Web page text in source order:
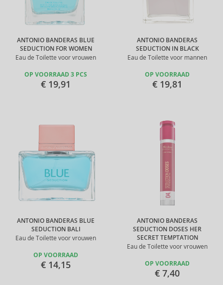
ANTONIO BANDERAS BLUE
SEDUCTION FOR WOMEN
Eau de Toilette voor vrouwen
OP VOORRAAD 3 PCS
€ 19,91
ANTONIO BANDERAS
SEDUCTION IN BLACK
Eau de Toilette voor mannen
OP VOORRAAD
€ 19,81
ANTONIO BANDERAS BLUE
SEDUCTION BALI
Eau de Toilette voor vrouwen
OP VOORRAAD
€ 14,15
ANTONIO BANDERAS
SEDUCTION DOSES HER
SECRET TEMPTATION
Eau de Toilette voor vrouwen
OP VOORRAAD
€ 7,40